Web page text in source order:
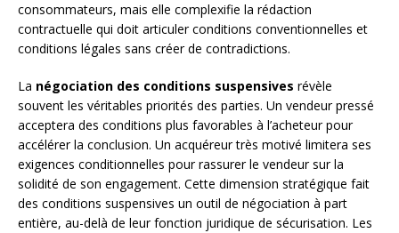
consommateurs, mais elle complexifie la rédaction
contractuelle qui doit articuler conditions conventionnelles et
conditions légales sans créer de contradictions.
La négociation des conditions suspensives révèle
souvent les véritables priorités des parties. Un vendeur pressé
acceptera des conditions plus favorables à l’acheteur pour
accélérer la conclusion. Un acquéreur très motivé limitera ses
exigences conditionnelles pour rassurer le vendeur sur la
solidité de son engagement. Cette dimension stratégique fait
des conditions suspensives un outil de négociation à part
entière, au-delà de leur fonction juridique de sécurisation. Les